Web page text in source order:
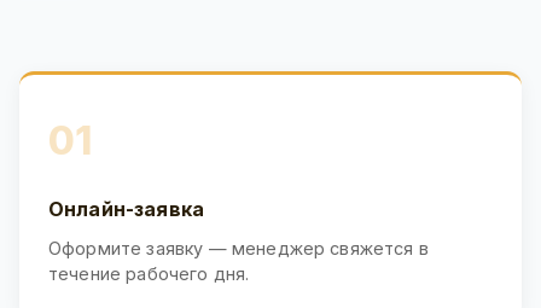
01
Онлайн-заявка
Оформите заявку — менеджер свяжется в
течение рабочего дня.